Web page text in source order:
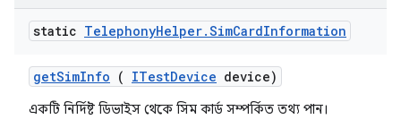
static TelephonyHelper.SimCardInformation
getSimInfo ( ITestDevice device)
একটি নির্দিষ্ট ডিভাইস থেকে সিম কার্ড সম্পর্কিত তথ্য পান।